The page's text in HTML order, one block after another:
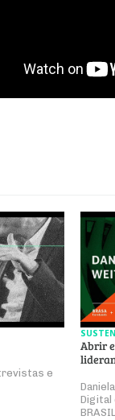
e
Abrir
Digital
BRASIL